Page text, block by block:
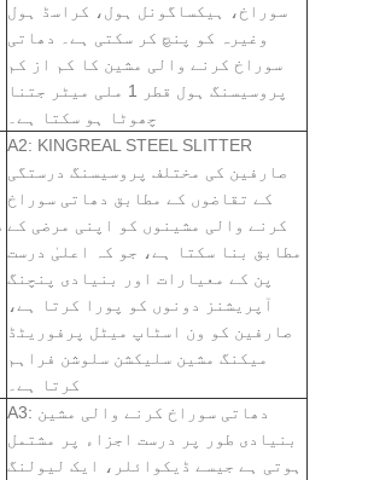
سوراخ، ہیکساگونل ہول، کراسڈ ہول
وغیرہ کو پنچ کر سکتی ہے۔ دھاتی
سوراخ کرنے والی مشین کا کم از کم
پروسیسنگ ہول قطر 1 ملی میٹر جتنا
چھوٹا ہو سکتا ہے۔
A2: KINGREAL STEEL SLITTER
صارفین کی مختلف پروسیسنگ درستگی
کے تقاضوں کے مطابق دھاتی سوراخ
کرنے والی مشینوں کو اپنی مرضی کے
مطابق بنا سکتا ہے، جو کہ اعلیٰ درست
پن کے معیارات اور بنیادی پنچنگ
آپریشنز دونوں کو پورا کرتا ہے،
صارفین کو ون اسٹاپ میٹل پرفوریٹڈ
میکنگ مشین سلیکشن سلوشن فراہم
کرتا ہے۔
A3: دھاتی سوراخ کرنے والی مشین
بنیادی طور پر درست اجزاء پر مشتمل
ہوتی ہے جیسے ڈیکوائلر، ایک لیولنگ